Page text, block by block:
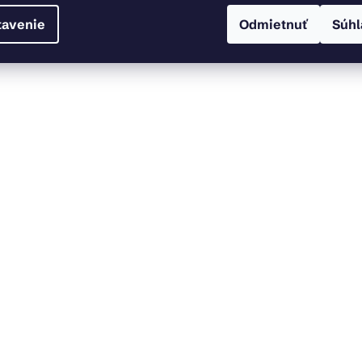
Odmietnuť